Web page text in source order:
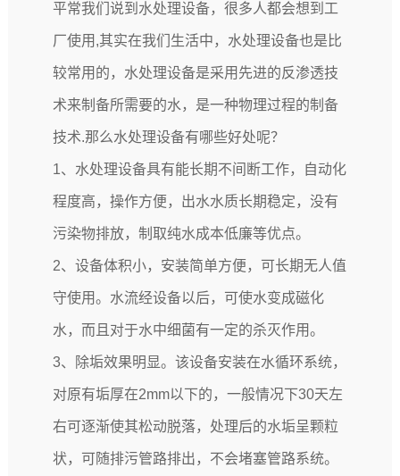
平常我们说到水处理设备，很多人都会想到工
厂使用,其实在我们生活中，水处理设备也是比
较常用的，水处理设备是采用先进的反渗透技
术来制备所需要的水，是一种物理过程的制备
技术.那么水处理设备有哪些好处呢？
1、水处理设备具有能长期不间断工作，自动化
程度高，操作方便，出水水质长期稳定，没有
污染物排放，制取纯水成本低廉等优点。
2、设备体积小，安装简单方便，可长期无人值
守使用。水流经设备以后，可使水变成磁化
水，而且对于水中细菌有一定的杀灭作用。
3、除垢效果明显。该设备安装在水循环系统，
对原有垢厚在2mm以下的，一般情况下30天左
右可逐渐使其松动脱落，处理后的水垢呈颗粒
状，可随排污管路排出，不会堵塞管路系统。